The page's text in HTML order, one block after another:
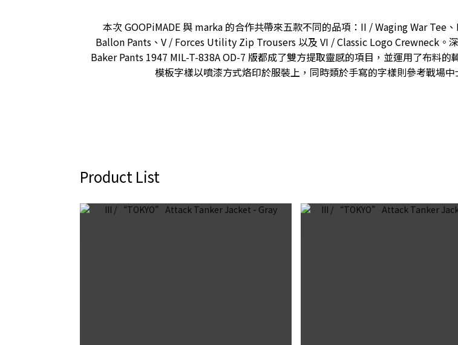
本次 GOOPiMADE 與 marka 的合作共帶來五款不同的品項：II / Waging War
Ballon Pants、V / Forces Utility Zip Trousers 以及 VI / Classic Logo Crewneck。
Baker Pants 1947 MIL-T-838A OD-7 版都成了雙方提取靈感的項目，並運用了布料
模板字樣以噴漆方式烙印於服裝上，同時類於手寫的字樣則參考戰場
Product List